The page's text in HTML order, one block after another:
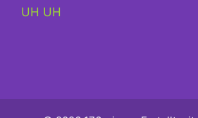
UH UH